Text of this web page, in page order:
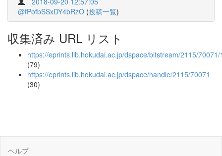
@fPofbSSxDY4bRzO (投稿一覧)
収集済み URL リスト
https://eprints.lib.hokudai.ac.jp/dspace/bitstream/2115/
(79)
https://eprints.lib.hokudai.ac.jp/dspace/handle/2115/70071
(30)
ヘルプ